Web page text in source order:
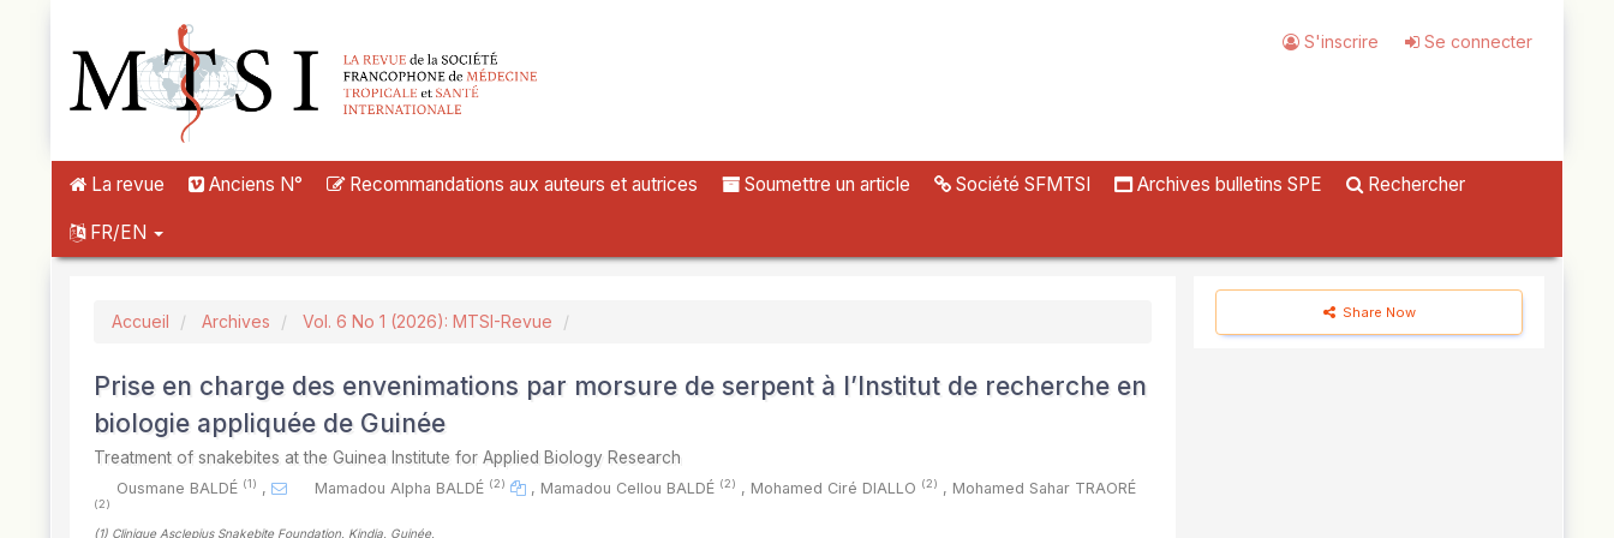
##plugins.themes.novelty.accessible_menu.main_navigation##
##plugins.themes.novelty.accessible_menu.main_content##
##plugins.themes.novelty.accessible_menu.sidebar##
S'inscrire Se connecter
La revue Anciens N° Recommandations aux auteurs et autrices Soumettre un article Société SFMTSI Archives bulletins SPE Rechercher
FR/EN
Accueil Archives Vol. 6 No 1 (2026): MTSI-Revue
Prise en charge des envenimations par morsure de serpent à l’Institut de recherche en
biologie appliquée de Guinée
Treatment of snakebites at the Guinea Institute for Applied Biology Research
Ousmane BALDÉ (1) , Mamadou Alpha BALDÉ (2) , Mamadou Cellou BALDÉ (2) , Mohamed Ciré DIALLO (2) , Mohamed Sahar TRAORÉ
(2)
(1) Clinique Asclepius Snakebite Foundation, Kindia, Guinée,
Share Now